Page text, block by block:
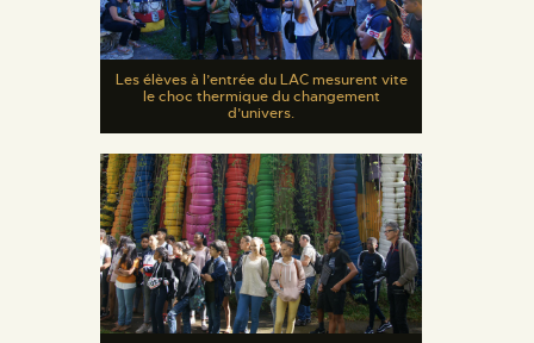
Les élèves à l’entrée du LAC mesurent vite
le choc thermique du changement
d’univers.